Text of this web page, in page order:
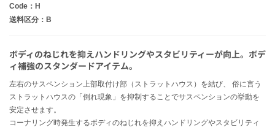
Code：H
送料区分：B
ボディのねじれを抑えハンドリングやスタビリティーが向上。ボデ
ィ補強のスタンダードアイテム。
左右のサスペンション上部取付け部（ストラットハウス）を結び、 俗に言う
ストラットハウスの「倒れ現象」を抑制することでサスペンションの挙動を
安定させます。
コーナリング時発生するボディのねじれを抑えハンドリングやスタビリティ